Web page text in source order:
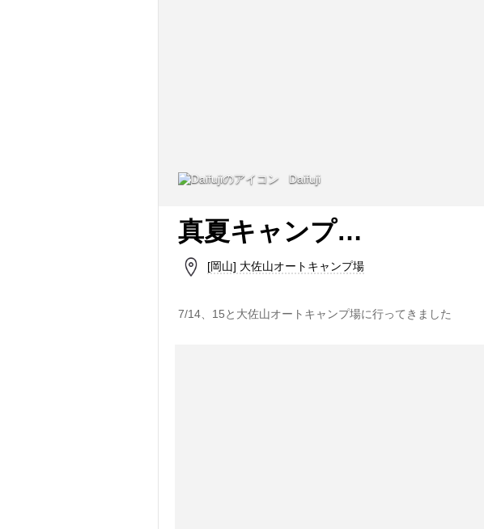
Daifuji
真夏キャンプ…
[岡山] 大佐山オートキャンプ場
7/14、15と大佐山オートキャンプ場に行ってきました